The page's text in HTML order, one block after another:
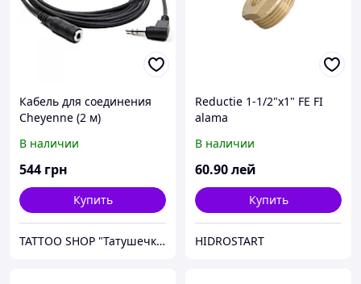
Кабель для соединения
Cheyenne (2 м)
В наличии
544 грн
Купить
TATTOO SHOP "Татушечка" Молдова
Reductie 1-1/2"x1" FE FI
alama
В наличии
60.90лей
Купить
HIDROSTART